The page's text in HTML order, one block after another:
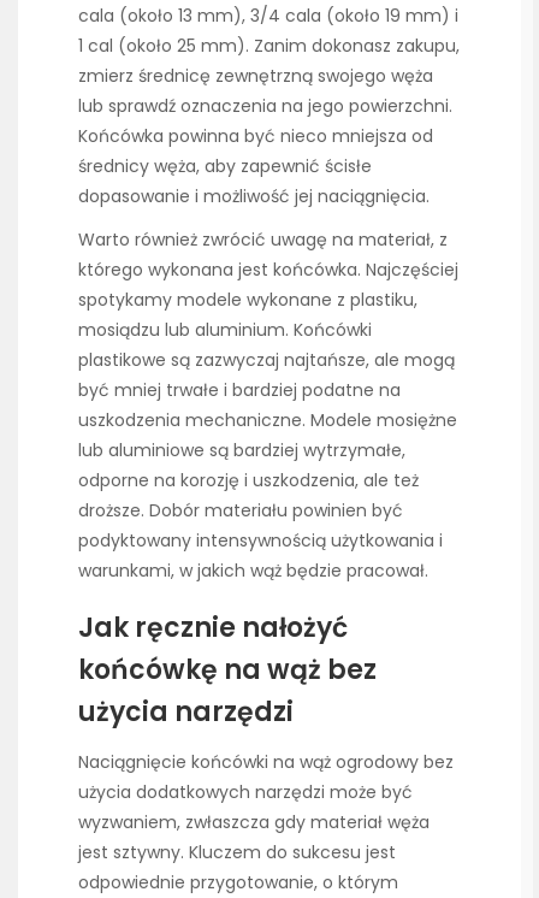
cala (około 13 mm), 3/4 cala (około 19 mm) i
1 cal (około 25 mm). Zanim dokonasz zakupu,
zmierz średnicę zewnętrzną swojego węża
lub sprawdź oznaczenia na jego powierzchni.
Końcówka powinna być nieco mniejsza od
średnicy węża, aby zapewnić ścisłe
dopasowanie i możliwość jej naciągnięcia.
Warto również zwrócić uwagę na materiał, z
którego wykonana jest końcówka. Najczęściej
spotykamy modele wykonane z plastiku,
mosiądzu lub aluminium. Końcówki
plastikowe są zazwyczaj najtańsze, ale mogą
być mniej trwałe i bardziej podatne na
uszkodzenia mechaniczne. Modele mosiężne
lub aluminiowe są bardziej wytrzymałe,
odporne na korozję i uszkodzenia, ale też
droższe. Dobór materiału powinien być
podyktowany intensywnością użytkowania i
warunkami, w jakich wąż będzie pracował.
Jak ręcznie nałożyć
końcówkę na wąż bez
użycia narzędzi
Naciągnięcie końcówki na wąż ogrodowy bez
użycia dodatkowych narzędzi może być
wyzwaniem, zwłaszcza gdy materiał węża
jest sztywny. Kluczem do sukcesu jest
odpowiednie przygotowanie, o którym